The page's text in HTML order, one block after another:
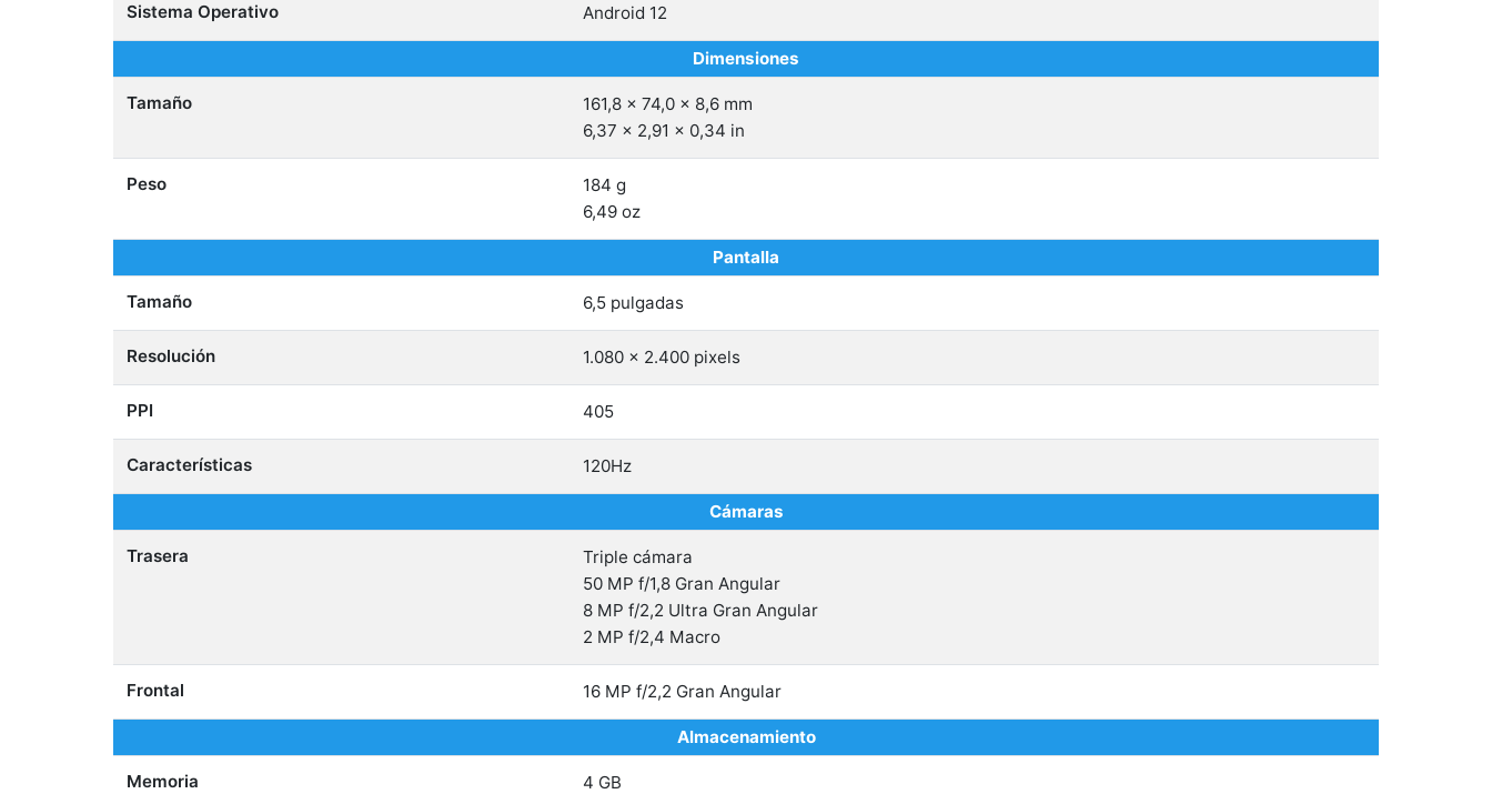
Sistema Operativo Android 12
Dimensiones
Tamaño
161,8 x 74,0 x 8,6 mm
6,37 x 2,91 x 0,34 in
Peso
184 g
6,49 oz
Pantalla
Tamaño 6,5 pulgadas
Resolución 1.080 x 2.400 pixels
PPI 405
Características 120Hz
Cámaras
Trasera
Triple cámara
50 MP f/1,8 Gran Angular
8 MP f/2,2 Ultra Gran Angular
2 MP f/2,4 Macro
Frontal 16 MP f/2,2 Gran Angular
Almacenamiento
Memoria 4 GB